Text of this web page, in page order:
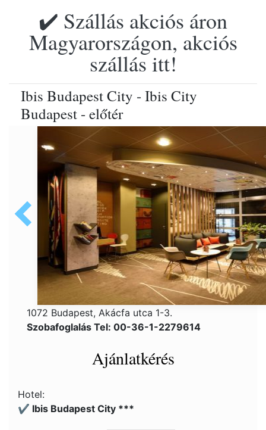
✔️ Szállás akciós áron
Magyarországon, akciós
szállás itt!
Ibis Budapest City - Ibis City
Budapest - előtér
1072 Budapest, Akácfa utca 1-3.
Szobafoglalás Tel: 00-36-1-2279614
Ajánlatkérés
Hotel:
✔️ Ibis Budapest City ***